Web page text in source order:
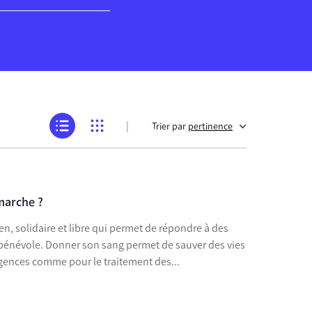
| Trier par pertinence
?
sauver des vies
comme pour le traitement des...